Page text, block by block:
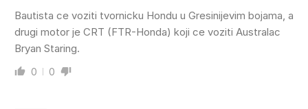
Bautista ce voziti tvornicku Hondu u Gresinijevim bojama, a
drugi motor je CRT (FTR-Honda) koji ce voziti Australac
Bryan Staring.
0 0